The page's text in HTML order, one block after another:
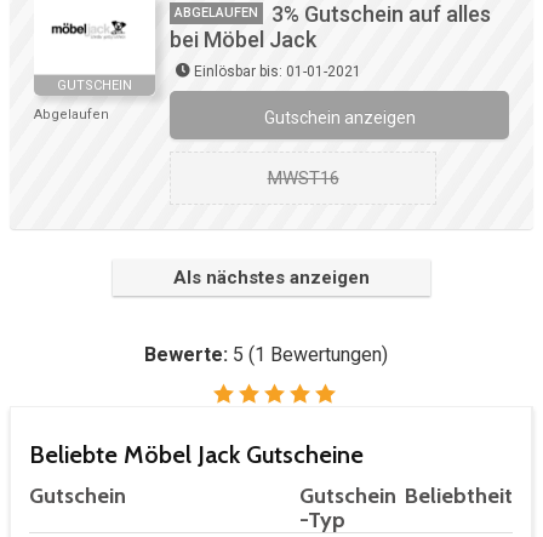
GUTSCHEIN
Abgelaufen
ABGELAUFEN
3% Gutschein auf alles
bei Möbel Jack
Einlösbar bis: 01-01-2021
Gutschein anzeigen
MWST16
Als nächstes anzeigen
Bewerte: 5 (1 Bewertungen)
Beliebte Möbel Jack Gutscheine
Gutschein
Gutschein
-Typ
Beliebtheit